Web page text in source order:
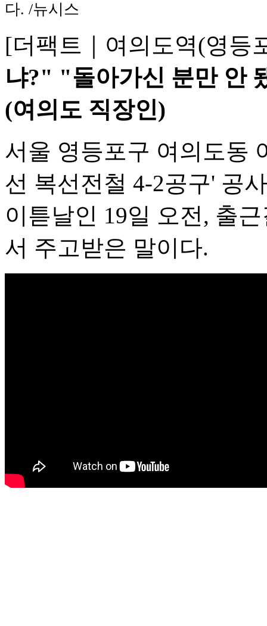
다. /뉴시스
[더팩트｜여의도역(영등
냐?" "돌아가신 분만 안
(여의도 직장인)
서울 영등포구 여의도동
선 복선전철 4-2공구' 공
이튿날인 19일 오전, 출
서 주고받은 말이다.